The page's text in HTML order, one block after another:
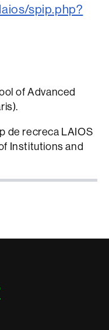
spip.php?
of Advanced
de recreca LAIOS
Institutions and